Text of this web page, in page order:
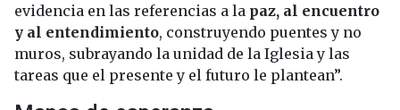
evidencia en las referencias a la paz, al encuentro
y al entendimiento, construyendo puentes y no
muros, subrayando la unidad de la Iglesia y las
tareas que el presente y el futuro le plantean”.